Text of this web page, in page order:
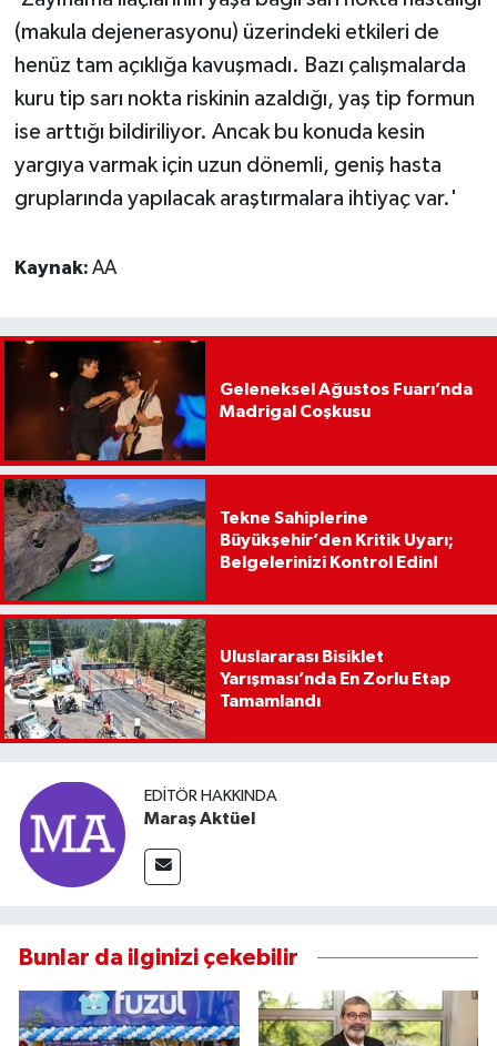
(makula dejenerasyonu) üzerindeki etkileri de
henüz tam açıklığa kavuşmadı. Bazı çalışmalarda
kuru tip sarı nokta riskinin azaldığı, yaş tip formun
ise arttığı bildiriliyor. Ancak bu konuda kesin
yargıya varmak için uzun dönemli, geniş hasta
gruplarında yapılacak araştırmalara ihtiyaç var.'
Kaynak: AA
Geleneksel Ağustos Fuarı’nda
Madrigal Coşkusu
Tekne Sahiplerine
Büyükşehir’den Kritik Uyarı;
Belgelerinizi Kontrol Edin!
Uluslararası Bisiklet
Yarışması’nda En Zorlu Etap
Tamamlandı
EDITÖR HAKKINDA
Maraş Aktüel
Bunlar da ilginizi çekebilir